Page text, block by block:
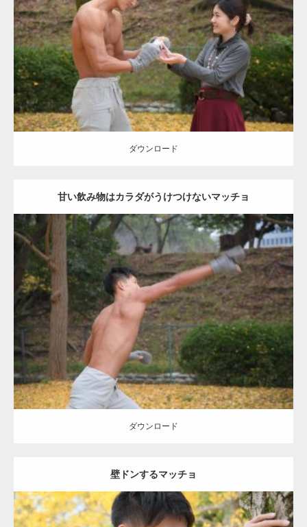
Category:公園のマッチョ その他 AKIHITO(細マッチョ) 上腕三頭筋
肩
ダウンロード
ダウンロード
甘い飲み物はカラダがうけつけないマッチョ
Update:2021.07.8
Category: 公園のマッチョ その他 AKIHITO(細マッチョ) 背中
ダウンロード
ダウンロード
壁ドンするマッチョ